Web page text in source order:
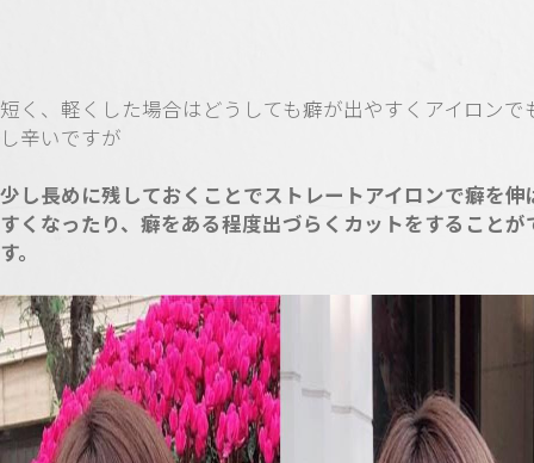
短く、軽くした場合はどうしても癖が出やすくアイロンで
し辛いですが
少し長めに残しておくことでストレートアイロンで癖を伸
すくなったり、癖をある程度出づらくカットをすることが
す。